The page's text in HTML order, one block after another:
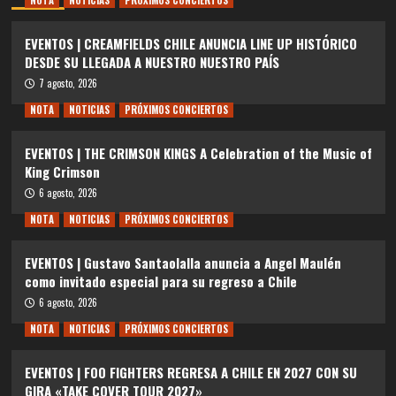
EVENTOS | CREAMFIELDS CHILE ANUNCIA LINE UP HISTÓRICO
DESDE SU LLEGADA A NUESTRO NUESTRO PAÍS
7 agosto, 2026
NOTA
NOTICIAS PRÓXIMOS CONCIERTOS
EVENTOS | THE CRIMSON KINGS A Celebration of the Music of
King Crimson
6 agosto, 2026
NOTA
NOTICIAS PRÓXIMOS CONCIERTOS
EVENTOS | Gustavo Santaolalla anuncia a Angel Maulén
como invitado especial para su regreso a Chile
6 agosto, 2026
NOTA
NOTICIAS PRÓXIMOS CONCIERTOS
EVENTOS | FOO FIGHTERS REGRESA A CHILE EN 2027 CON SU
GIRA «TAKE COVER TOUR 2027»